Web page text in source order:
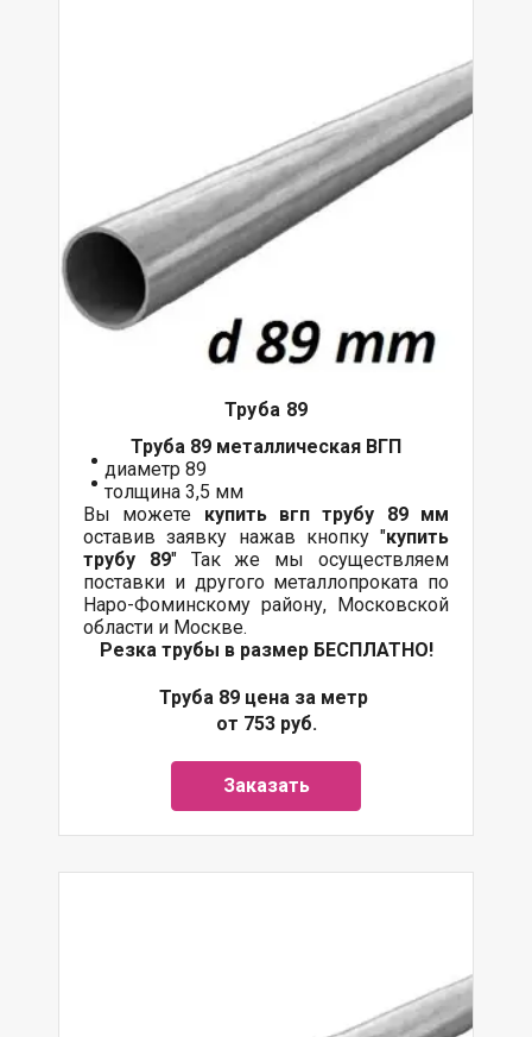
Труба 89
Труба 89 металлическая ВГП
диаметр 89
толщина 3,5 мм
Вы можете купить вгп трубу 89 мм
оставив заявку нажав кнопку "купить
трубу 89" Так же мы осуществляем
поставки и другого металлопроката по
Наро-Фоминскому району, Московской
области и Москве.
Резка трубы в размер БЕСПЛАТНО!
Труба 89 цена за метр
от 753 руб.
Заказать